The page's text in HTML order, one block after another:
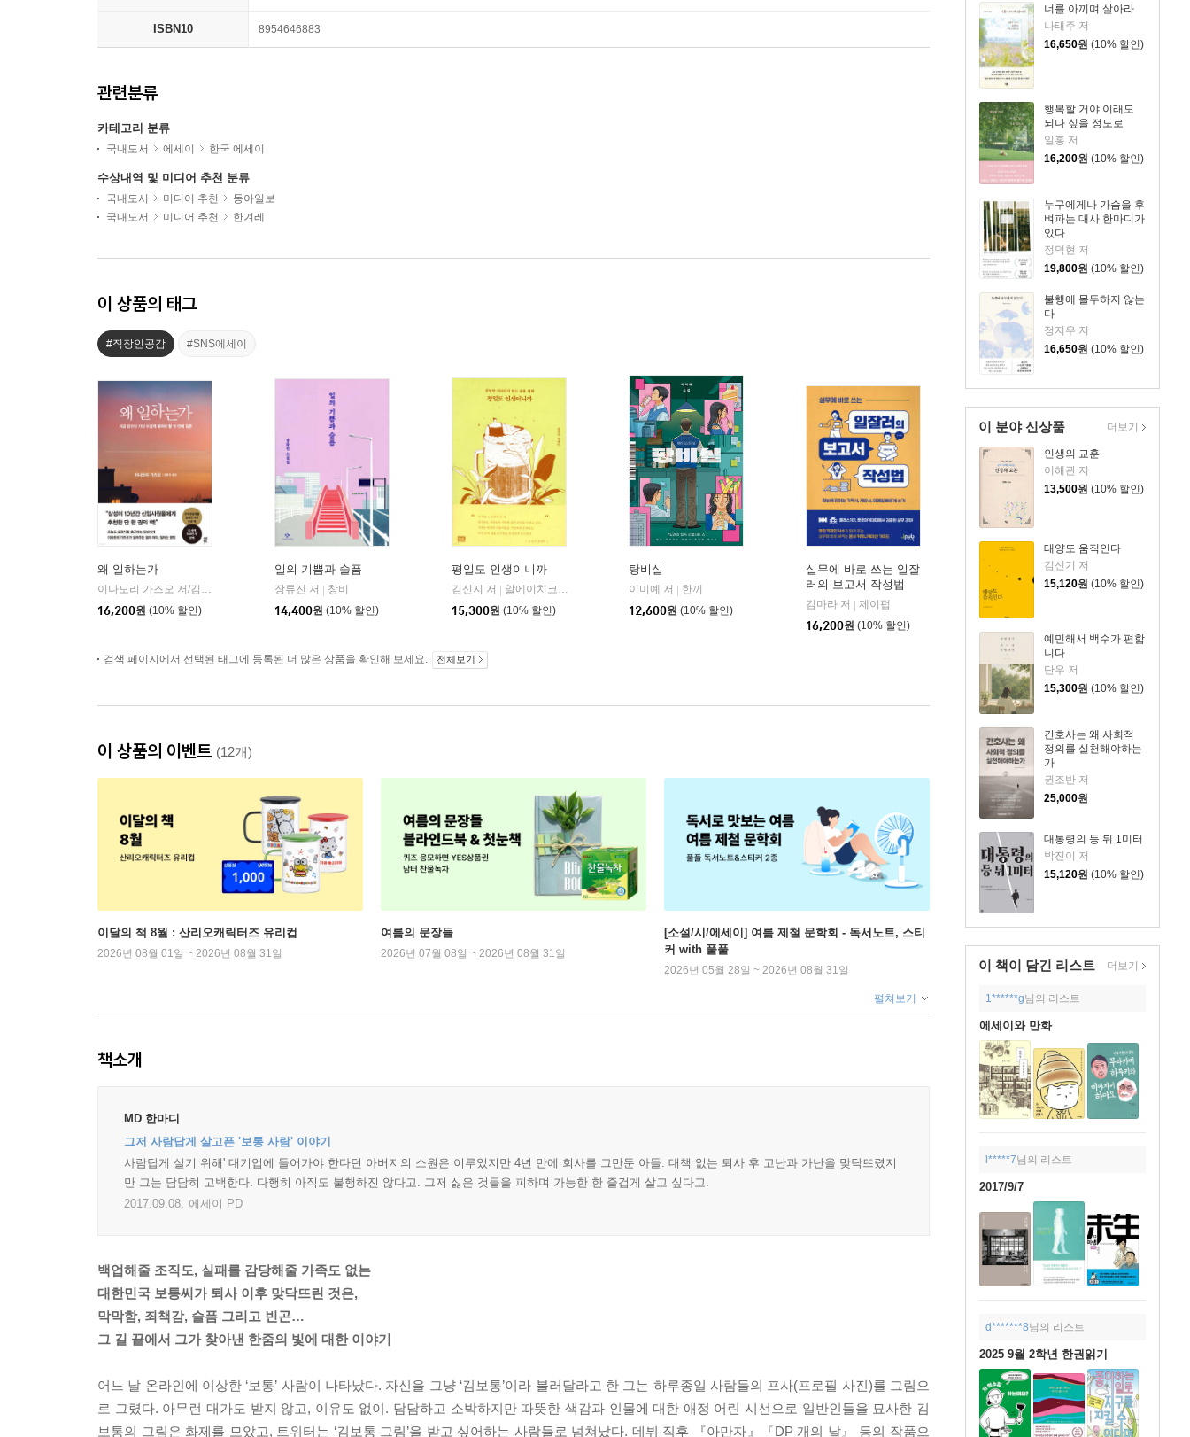
너를 아끼며 살아라
나태주 저
16,650원 (10% 할인)
행복할 거야 이래도
되나 싶을 정도로
일홍 저
16,200원 (10% 할인)
누구에게나 가슴을 후
벼파는 대사 한마디가
있다
정덕현 저
19,800원 (10% 할인)
불행에 몰두하지 않는
다
정지우 저
16,650원 (10% 할인)
이 분야 신상품
인생의 교훈
이해관 저
13,500원 (10% 할인)
태양도 움직인다
김신기 저
15,120원 (10% 할인)
예민해서 백수가 편합
니다
단우 저
15,300원 (10% 할인)
간호사는 왜 사회적
정의를 실천해야하는
가
권조반 저
25,000원
대통령의 등 뒤 1미터
박진이 저
15,120원 (10% 할인)
더보기
이 책이 담긴 리스트 더보기
1******g님의 리스트
에세이와 만화
l*****7님의 리스트
2017/9/7
d*******8님의 리스트
2025 9월 2학년 한권읽기
ISBN10 8954646883
관련분류
카테고리 분류
국내도서 에세이 한국 에세이
수상내역 및 미디어 추천 분류
국내도서 미디어 추천
동아일보
국내도서
미디어 추천 한겨레
이 상품의 태그
#직장인공감 #SNS에세이
왜 일하는가
이나모리 가즈오 저/김윤경 역
다산북스
16,200원 (10% 할인)
일의 기쁨과 슬픔
장류진 저
창비
14,400원 (10% 할인)
평일도 인생이니까
김신지 저
알에이치코리아(RHK)
15,300원 (10% 할인)
탕비실
이미예 저
한끼
12,600원 (10% 할인)
실무에 바로 쓰는 일잘
러의 보고서 작성법
김마라 저
제이펍
16,200원 (10% 할인)
검색 페이지에서 선택된 태그에 등록된 더 많은 상품을 확인해 보세요. 전체보기
이 상품의 이벤트 (12개)
이달의 책 8월 : 산리오캐릭터즈 유리컵
2026년 08월 01일 ~ 2026년 08월 31일
여름의 문장들
2026년 07월 08일 ~ 2026년 08월 31일
[소설/시/에세이] 여름 제철 문학회 - 독서노트, 스티
커 with 풀풀
2026년 05월 28일 ~ 2026년 08월 31일
펼쳐보기
책소개
MD 한마디
그저 사람답게 살고픈 '보통 사람' 이야기
사람답게 살기 위해' 대기업에 들어가야 한다던 아버지의 소원은 이루었지만 4년 만에 회사를 그만둔 아들. 대책 없는 퇴사 후 고난과 가난을 맞닥뜨렸지
만 그는 담담히 고백한다. 다행히 아직도 불행하진 않다고. 그저 싫은 것들을 피하며 가능한 한 즐겁게 살고 싶다고.
2017.09.08. 에세이 PD
백업해줄 조직도, 실패를 감당해줄 가족도 없는
대한민국 보통씨가 퇴사 이후 맞닥뜨린 것은,
막막함, 죄책감, 슬픔 그리고 빈곤…
그 길 끝에서 그가 찾아낸 한줌의 빛에 대한 이야기
어느 날 온라인에 이상한 ‘보통’ 사람이 나타났다. 자신을 그냥 ‘김보통’이라 불러달라고 한 그는 하루종일 사람들의 프사(프로필 사진)를 그림으
로 그렸다. 아무런 대가도 받지 않고, 이유도 없이. 담담하고 소박하지만 따뜻한 색감과 인물에 대한 애정 어린 시선으로 일반인들을 묘사한 김
보통의 그림은 화제를 모았고, 트위터는 ‘김보통 그림’을 받고 싶어하는 사람들로 넘쳐났다. 데뷔 직후 『아만자』『DP 개의 날』 등의 작품으